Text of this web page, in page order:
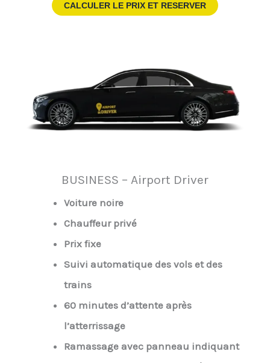
CALCULER LE PRIX ET RESERVER
BUSINESS – Airport Driver
Voiture noire
Chauffeur privé
Prix fixe
Suivi automatique des vols et des
trains
60 minutes d’attente après
l’atterrissage
Ramassage avec panneau indiquant